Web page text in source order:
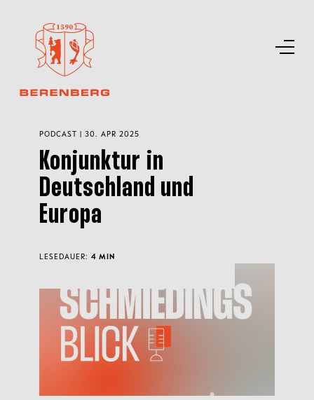
PODCAST | 30. APR 2025
Konjunktur in
Deutschland und
Europa
LESEDAUER: 4 MIN